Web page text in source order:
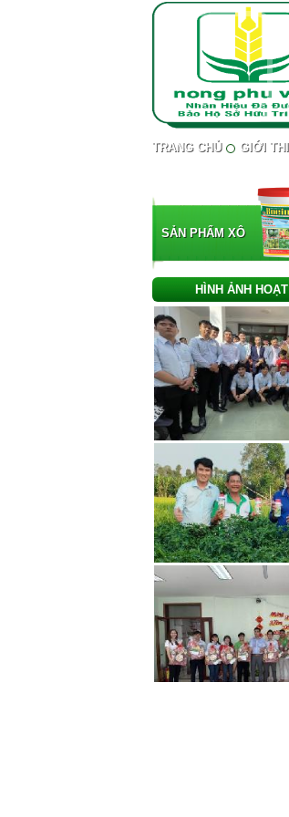
TRANG CHỦ GIỚI
SẢN PHẨM XÔ
HÌNH ẢNH